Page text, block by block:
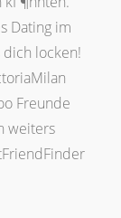
Dating im
dich locken!
Freunde
weiters